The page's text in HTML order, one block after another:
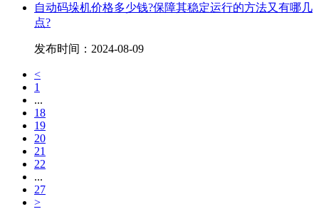
自动码垛机价格多少钱?保障其稳定运行的方法又有哪几
点?
发布时间： 2024-08-09
<
1
...
18
19
20
21
22
...
27
>